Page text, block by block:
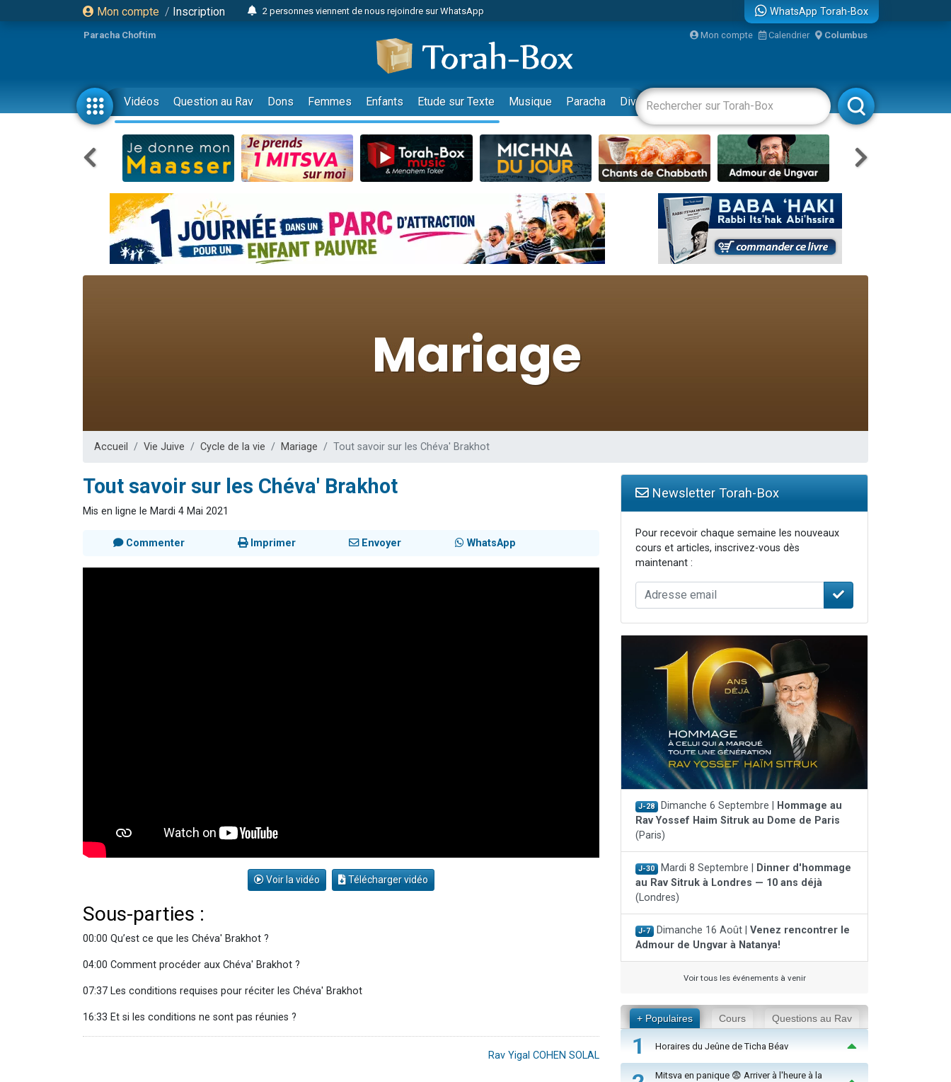
Mon compte / Inscription
2 personnes viennent de nous rejoindre sur WhatsApp
3 personnes viennent de faire un don pour Événements Torah-Box
2 personnes viennent de faire un don pour Tsédaka : pauvres d'Israel
3 personnes viennent de nous rejoindre sur WhatsApp
11 personnes viennent de demander une bénédiction
3 personnes viennent de faire un don pour Diane, 80 ans, dans un appartement insalubre
Il reste 49 places pour étudier en groupe sur Zoom
2 personnes viennent de nous rejoindre sur WhatsApp
Il reste 49 places pour étudier en groupe sur Zoom
2 personnes viennent de nous rejoindre sur WhatsApp
6 personnes viennent de nous rejoindre sur WhatsApp
4 personnes viennent de nous rejoindre sur WhatsApp
Il reste 49 places pour étudier en groupe sur Zoom
WhatsApp Torah-Box
Paracha Choftim Mon compte Calendrier Columbus
Vidéos Question au Rav Dons Femmes Enfants Etude sur Texte Musique Paracha Divertissements Livres Rabbanim
Accueil Vie Juive Cycle de la vie Mariage Tout savoir sur les Chéva' Brakhot
Tout savoir sur les Chéva' Brakhot
Mis en ligne le Mardi 4 Mai 2021
Commenter Imprimer Envoyer WhatsApp
Voir la vidéo Télécharger vidéo
Sous-parties :
00:00 Qu’est ce que les Chéva' Brakhot ?
04:00 Comment procéder aux Chéva' Brakhot ?
07:37 Les conditions requises pour réciter les Chéva' Brakhot
16:33 Et si les conditions ne sont pas réunies ?
Rav Yigal COHEN SOLAL
Newsletter Torah-Box
Pour recevoir chaque semaine les nouveaux
cours et articles, inscrivez-vous dès
maintenant :
J-28 Dimanche 6 Septembre |
Hommage au
Rav Yossef Haim Sitruk au Dome de Paris
(Paris)
J-30 Mardi 8 Septembre |
Dinner d'hommage
au Rav Sitruk à Londres — 10 ans déjà
(Londres)
J-7 Dimanche 16 Août | Venez rencontrer le
Admour de Ungvar à Natanya!
Voir tous les événements à venir
+ Populaires Cours Questions au Rav
1 Horaires du Jeûne de Ticha Béav
Mitsva en panique 😨 Arriver à l'heure à la